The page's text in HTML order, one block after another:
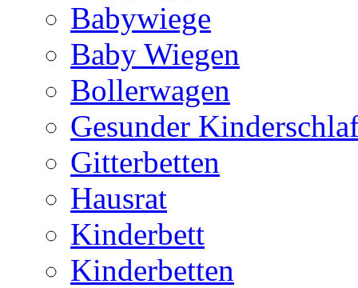
Babywiege
Baby Wiegen
Bollerwagen
Gesunder
Gitterbetten
Hausrat
Kinderbett
Kinderbetten